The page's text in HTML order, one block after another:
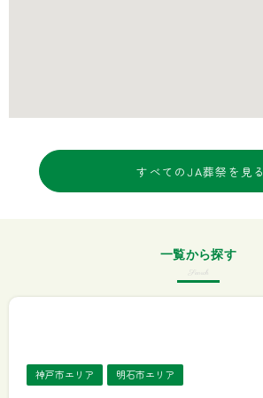
すべてのJA葬祭を見る
一覧から探す
Search
神戸市エリア 明石市エリア